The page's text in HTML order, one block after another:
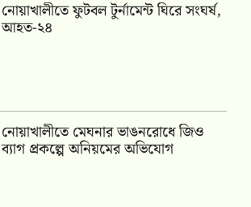
নোয়াখালীতে ফুটবল টুর্নামেন্ট ঘিরে সংঘর্ষ,
আহত-২৪
নোয়াখালীতে মেঘনার ভাঙনরোধে জিও
ব্যাগ প্রকল্পে অনিয়মের অভিযোগ